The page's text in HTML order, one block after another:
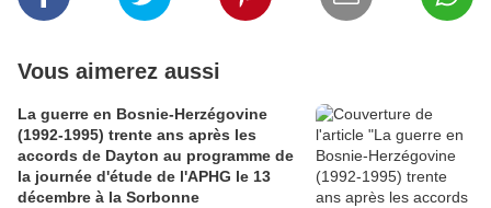
Vous aimerez aussi
La guerre en Bosnie-Herzégovine
(1992-1995) trente ans après les
accords de Dayton au programme de
la journée d'étude de l'APHG le 13
décembre à la Sorbonne